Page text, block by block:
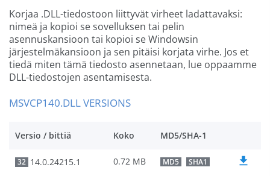
Korjaa .DLL-tiedostoon liittyvät virheet ladattavaksi:
nimeä ja kopioi se sovelluksen tai pelin
asennuskansioon tai kopioi se Windowsin
järjestelmäkansioon ja sen pitäisi korjata virhe. Jos et
tiedä miten tämä tiedosto asennetaan, lue oppaamme
DLL-tiedostojen asentamisesta.
MSVCP140.DLL VERSIONS
Versio / bittiä Koko MD5/SHA-1
32 14.0.24215.1 0.72 MB MD5 SHA1